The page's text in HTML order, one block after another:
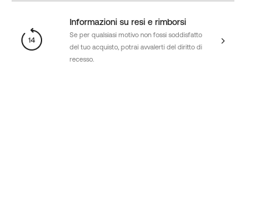
Informazioni su resi e rimborsi
Se per qualsiasi motivo non fossi soddisfatto
del tuo acquisto, potrai avvalerti del diritto di
recesso.